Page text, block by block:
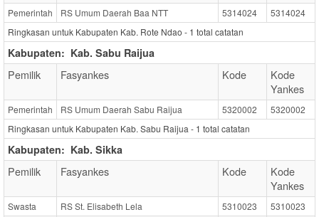
Pemerintah RS Umum Daerah Baa NTT 5314024
5314024
Ringkasan untuk Kabupaten Kab. Rote Ndao - 1 total catatan
Kabupaten: Kab. Sabu Raijua
Pemilik Fasyankes Kode
Kode
Yankes
Pemerintah RS Umum Daerah Sabu Raijua 5320002
5320002
Ringkasan untuk Kabupaten Kab. Sabu Raijua - 1 total catatan
Kabupaten: Kab. Sikka
Pemilik Fasyankes Kode
Kode
Yankes
Swasta RS St. Elisabeth Lela 5310023 5310023